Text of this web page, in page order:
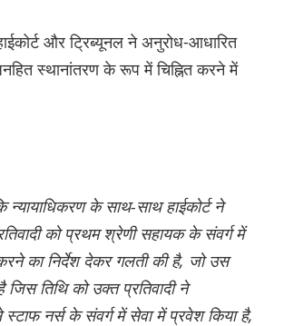
और ट्रिब्यूनल ने अनुरोध-आधारित
स्थानांतरण के रूप में चिह्नित करने में
न्यायाधिकरण के साथ-साथ हाईकोर्ट ने
को प्रथम श्रेणी सहायक के संवर्ग में
करने का निर्देश देकर गलती की है, जो उस
जिस तिथि को उक्त प्रतिवादी ने
नर्स के संवर्ग में सेवा में प्रवेश किया है,